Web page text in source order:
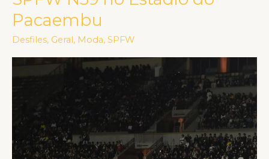
Pacaembu
Desfiles, Geral , Moda, SPFW
e
sua
nova
SPFW
no